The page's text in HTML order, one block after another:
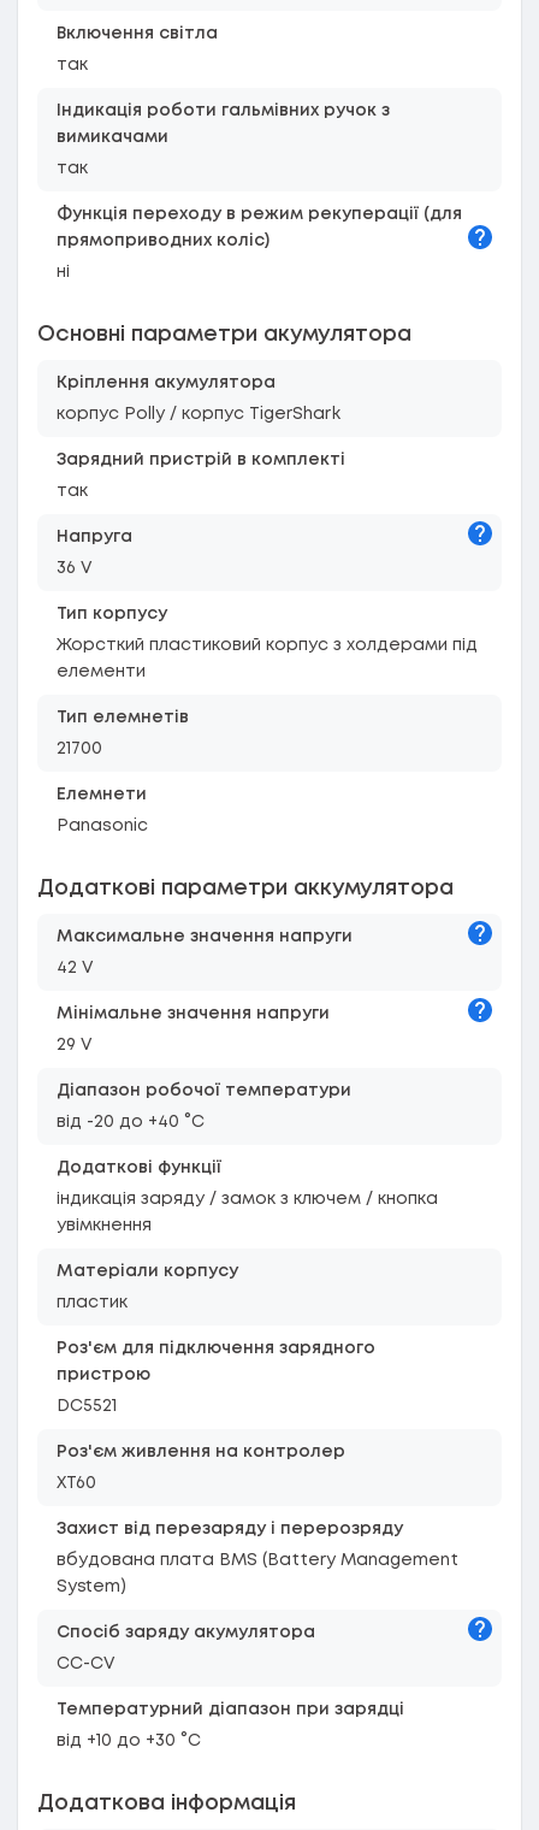
Включення світла
так
Індикація роботи гальмівних ручок з
вимикачами
так
Функція переходу в режим рекуперації (для
прямоприводних коліс)
ні
Основні параметри акумулятора
Кріплення акумулятора
корпус Polly / корпус TigerShark
Зарядний пристрій в комплекті
так
Напруга
36 V
Тип корпусу
Жорсткий пластиковий корпус з холдерами під
елементи
Тип елемнетів
21700
Елемнети
Panasonic
Додаткові параметри аккумулятора
Максимальне значення напруги
42 V
Мiнiмальне значення напруги
29 V
Діапазон робочої температури
від -20 до +40 °C
Додаткові функції
індикація заряду / замок з ключем / кнопка
увімкнення
Матеріали корпусу
пластик
Роз'єм для підключення зарядного
пристрою
DC5521
Роз'єм живлення на контролер
XT60
Захист від перезаряду і перерозряду
вбудована плата BMS (Battery Management
System)
Спосіб заряду акумулятора
CC-CV
Температурний діапазон при зарядці
від +10 до +30 °C
Додаткова інформація